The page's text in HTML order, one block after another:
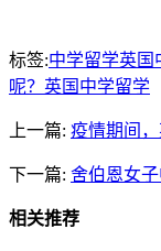
标签:中学留学英国
呢？ 英国中学留学
上一篇: 疫情期间
下一篇: 舍伯恩女
相关推荐